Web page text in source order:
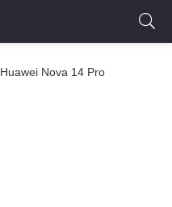
Huawei Nova 14 Pro